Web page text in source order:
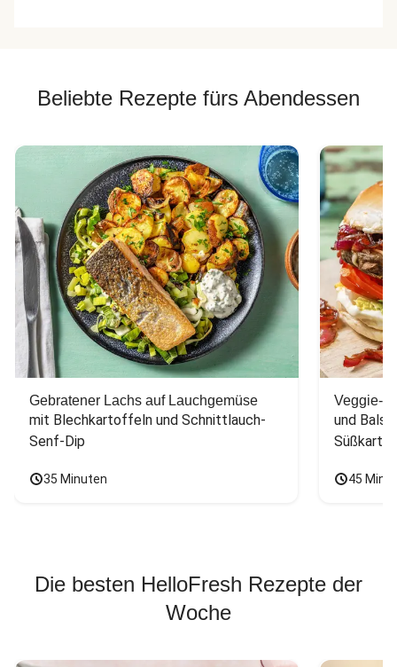
Beliebte Rezepte fürs Abendessen
Gebratener Lachs auf Lauchgemüse
mit Blechkartoffeln und Schnittlauch-
Senf-Dip
35 Minuten
Veggie-
und
45
Die besten HelloFresh Rezepte der
Woche